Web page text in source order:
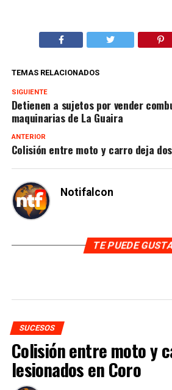
TEMAS RELACIONADOS
SIGUIENTE
Detienen a sujetos por vender
maquinarias de La Guaira
ANTERIOR
Colisión entre moto y carro deja
Notifalcon
TE PUEDE
SUCESOS
Colisión entre moto y
lesionados en Coro